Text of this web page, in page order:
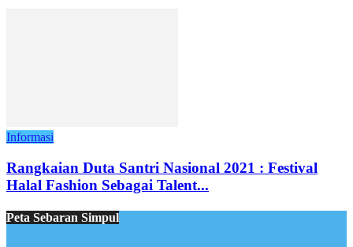
Informasi
Rangkaian Duta Santri Nasional 2021 : Festival
Halal Fashion Sebagai Talent...
Peta Sebaran Simpul